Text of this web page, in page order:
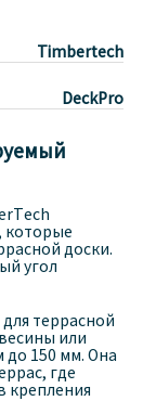
Timbertech
DeckPro
которые
доски.
угол
террасной
или
150 мм. Она
где
крепления